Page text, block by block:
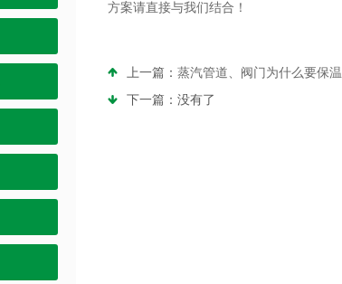
方案请直接与我们结合！
上一篇： 蒸汽管道、阀门为什么要保温
下一篇：没有了